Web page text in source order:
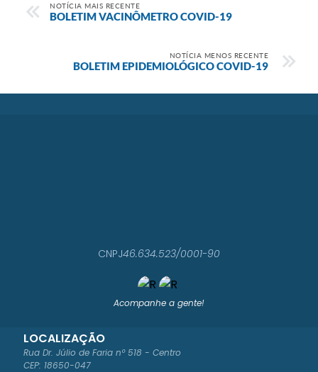
NOTÍCIA MAIS RECENTE
BOLETIM VACINÔMETRO COVID-19
NOTÍCIA MENOS RECENTE
BOLETIM EPIDEMIOLÓGICO COVID-19
Acompanhe a gente!
LOCALIZAÇÃO
Rua Dr. Júlio de Faria nº 518 - Centro
CEP: 18650-047
CNPJ46.634.523/0001-90